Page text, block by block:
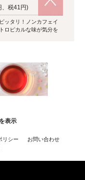
、税41円)
ッタリ！ノンカフェイ
ロピカルな味が気分を
表示
リシー
お問い合わせ